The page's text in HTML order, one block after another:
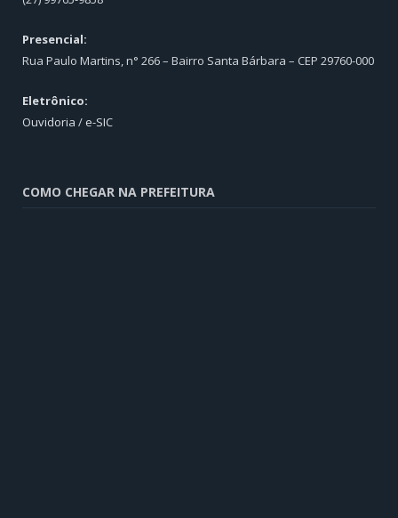
Presencial:
Rua Paulo Martins, n° 266 – Bairro Santa Bárbara – CEP 29760-000
Eletrônico:
Ouvidoria / e-SIC
COMO CHEGAR NA PREFEITURA